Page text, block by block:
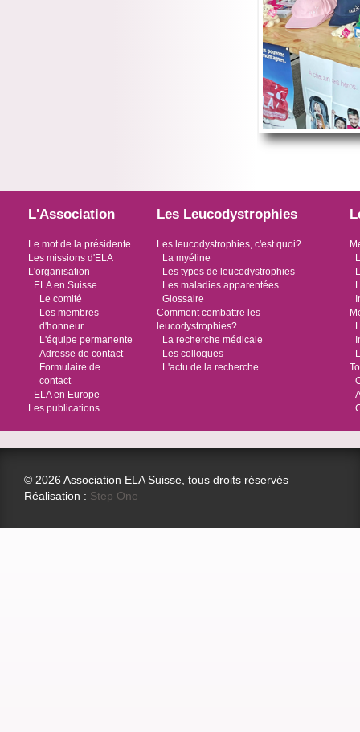
L'Association
Le mot de la présidente
Les missions d'ELA
L'organisation
ELA en Suisse
Le comité
Les membres
d'honneur
L'équipe permanente
Adresse de contact
Formulaire de
contact
ELA en Europe
Les publications
Les Leucodystrophies
Les leucodystrophies, c'est quoi?
La myéline
Les types de leucodystrophies
Les maladies apparentées
Glossaire
Comment combattre les
leucodystrophies?
La recherche médicale
Les colloques
L'actu de la recherche
© 2026 Association ELA Suisse, tous droits réservés
Réalisation : Step One